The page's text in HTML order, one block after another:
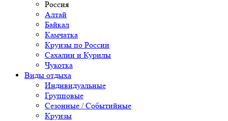
Россия
Алтай
Байкал
Камчатка
Круизы по России
Сахалин и Курилы
Чукотка
Виды отдыха
Индивидуальные
Групповые
Сезонные / Событийные
Круизы